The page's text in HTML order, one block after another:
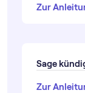
Zur
Sage
Zur